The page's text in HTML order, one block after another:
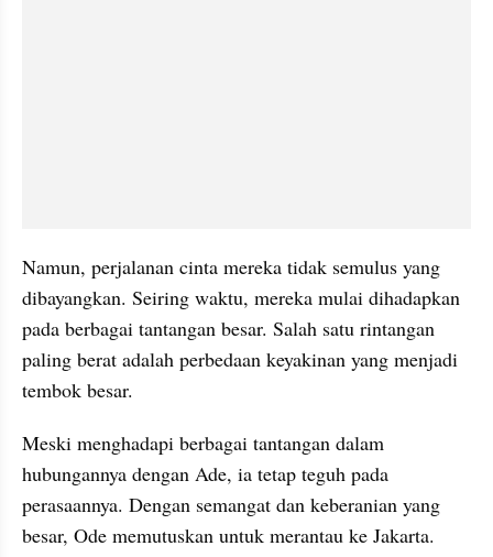
Namun, perjalanan cinta mereka tidak semulus yang
dibayangkan. Seiring waktu, mereka mulai dihadapkan
pada berbagai tantangan besar. Salah satu rintangan
paling berat adalah perbedaan keyakinan yang menjadi
tembok besar.
Meski menghadapi berbagai tantangan dalam
hubungannya dengan Ade, ia tetap teguh pada
perasaannya. Dengan semangat dan keberanian yang
besar, Ode memutuskan untuk merantau ke Jakarta.